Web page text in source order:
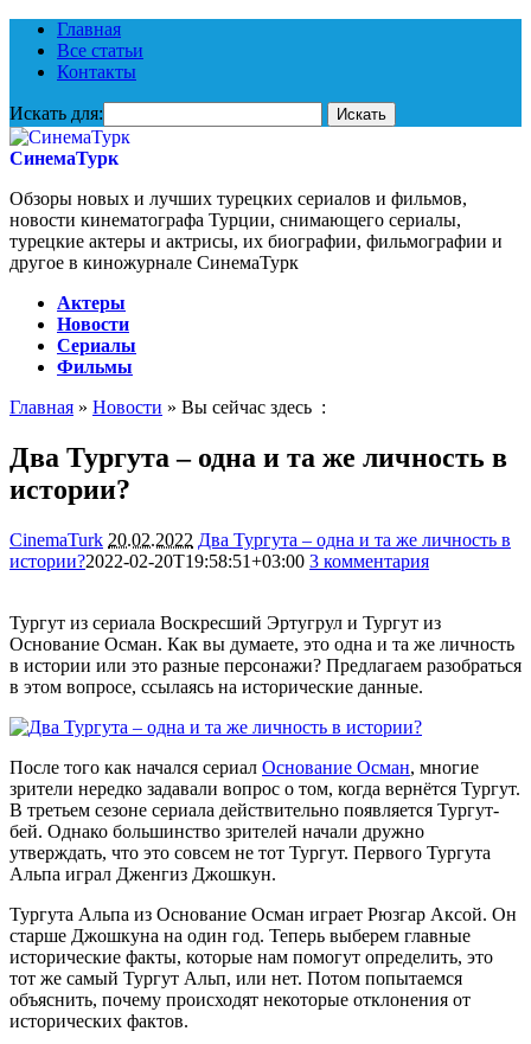
Главная
Все статьи
Контакты
Искать для:
СинемаТурк
Обзоры новых и лучших турецких сериалов и фильмов,
новости кинематографа Турции, снимающего сериалы,
турецкие актеры и актрисы, их биографии, фильмографии и
другое в киножурнале СинемаТурк
Актеры
Новости
Сериалы
Фильмы
Главная » Новости » Вы сейчас здесь :
Два Тургута – одна и та же личность в
истории?
CinemaTurk 20.02.2022 Два Тургута – одна и та же личность в
истории?2022-02-20T19:58:51+03:00 3 комментария
Тургут из сериала Воскресший Эртугрул и Тургут из
Основание Осман. Как вы думаете, это одна и та же личность
в истории или это разные персонажи? Предлагаем разобраться
в этом вопросе, ссылаясь на исторические данные.
После того как начался сериал Основание Осман, многие
зрители нередко задавали вопрос о том, когда вернётся Тургут.
В третьем сезоне сериала действительно появляется Тургут-
бей. Однако большинство зрителей начали дружно
утверждать, что это совсем не тот Тургут. Первого Тургута
Альпа играл Дженгиз Джошкун.
Тургута Альпа из Основание Осман играет Рюзгар Аксой. Он
старше Джошкуна на один год. Теперь выберем главные
исторические факты, которые нам помогут определить, это
тот же самый Тургут Альп, или нет. Потом попытаемся
объяснить, почему происходят некоторые отклонения от
исторических фактов.